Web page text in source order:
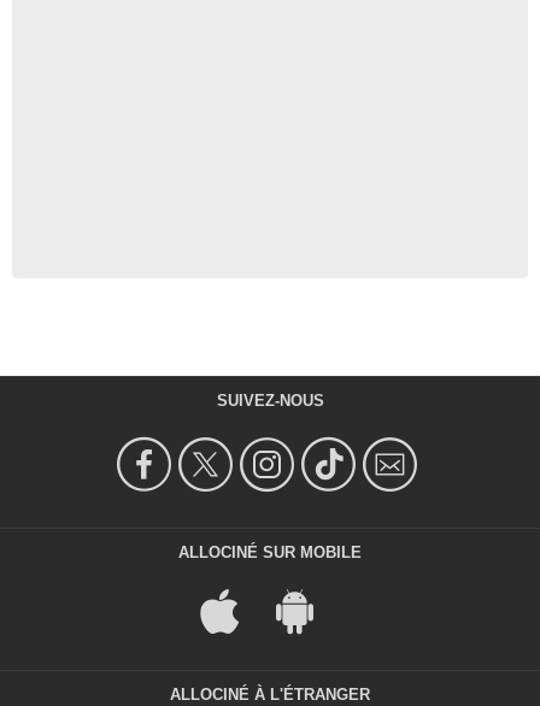
SUIVEZ-NOUS
ALLOCINÉ SUR MOBILE
ALLOCINÉ À L'ÉTRANGER